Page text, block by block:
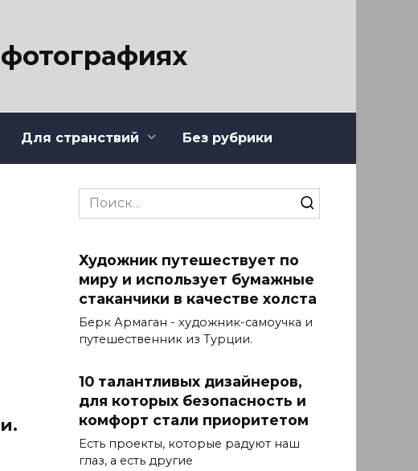
Для странствий Без рубрики
Search
for:
Художник путешествует по
миру и использует бумажные
стаканчики в качестве холста
Берк Армаган - художник-самоучка и
путешественник из Турции.
10 талантливых дизайнеров,
для которых безопасность и
комфорт стали приоритетом
Есть проекты, которые радуют наш
глаз, а есть другие